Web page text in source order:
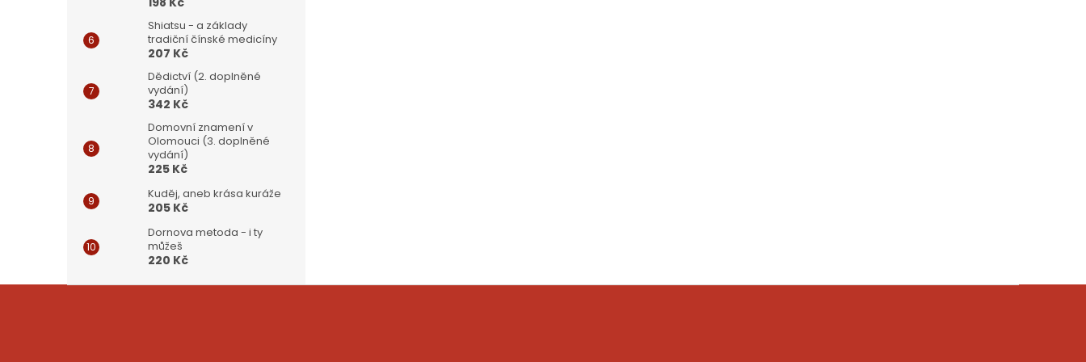
Shiatsu - a základy
tradiční čínské medicíny
207 Kč
Dědictví (2. doplněné
vydání)
342 Kč
Domovní znamení v
Olomouci (3. doplněné
vydání)
225 Kč
Kuděj, aneb krása kuráže
205 Kč
Dornova metoda - i ty
můžeš
220 Kč